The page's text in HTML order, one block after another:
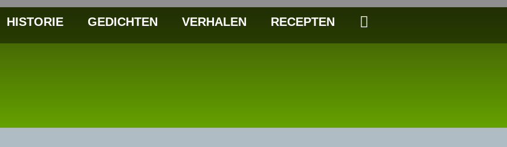
HISTORIE GEDICHTEN VERHALEN RECEPTEN